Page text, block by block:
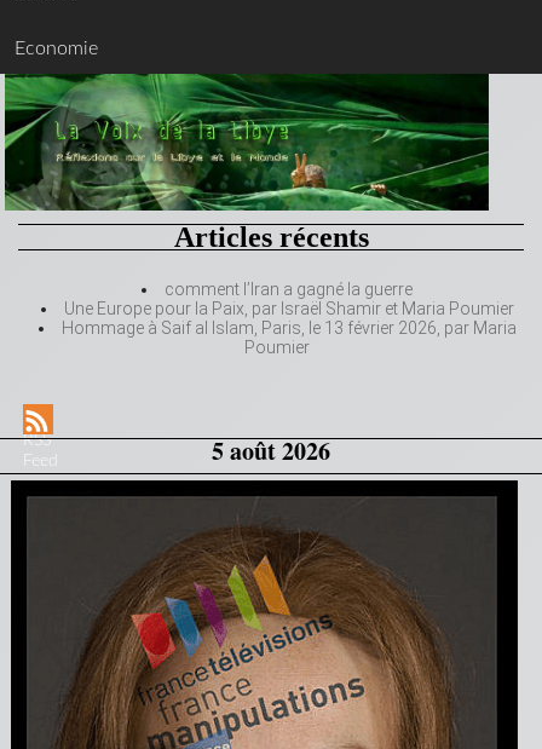
Economie
Articles récents
comment l’Iran a gagné la guerre
Une Europe pour la Paix, par Israël Shamir et Maria Poumier
Hommage à Saif al Islam, Paris, le 13 février 2026, par Maria
Poumier
RSS
Feed
5 août 2026